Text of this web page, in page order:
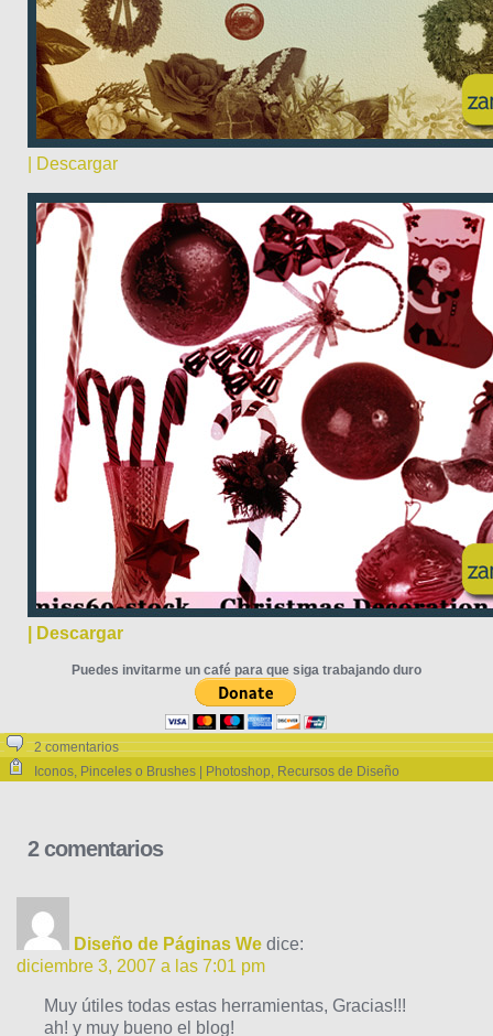
| Descargar
| Descargar
Puedes invitarme un café para que siga trabajando duro
2 comentarios
Iconos, Pinceles o Brushes | Photoshop, Recursos de Diseño
2 comentarios
Diseño de Páginas We dice:
diciembre 3, 2007 a las 7:01 pm
Muy útiles todas estas herramientas, Gracias!!!
ah! y muy bueno el blog!